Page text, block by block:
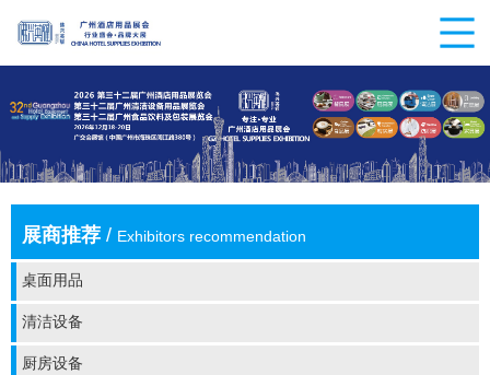
展商推荐 / Exhibitors recommendation
桌面用品
清洁设备
厨房设备